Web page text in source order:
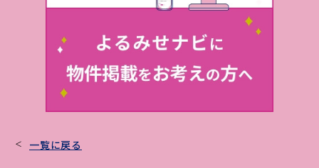
一覧に戻る